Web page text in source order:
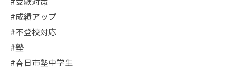
#成績アップ
#不登校対応
#塾
#春日市塾中学生